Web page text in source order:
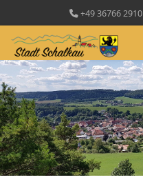
+49 36766 2910